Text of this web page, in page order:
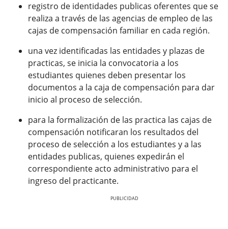
registro de identidades publicas oferentes que se
realiza a través de las agencias de empleo de las
cajas de compensación familiar en cada región.
una vez identificadas las entidades y plazas de
practicas, se inicia la convocatoria a los
estudiantes quienes deben presentar los
documentos a la caja de compensación para dar
inicio al proceso de selección.
para la formalización de las practica las cajas de
compensación notificaran los resultados del
proceso de selección a los estudiantes y a las
entidades publicas, quienes expedirán el
correspondiente acto administrativo para el
ingreso del practicante.